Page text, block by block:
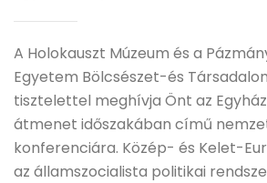
A Holokauszt Múzeum és a
Egyetem Bölcsészet-és
tisztelettel meghívja Önt az
átmenet időszakában című
konferenciára. Közép- és Kelet-
az államszocialista politikai